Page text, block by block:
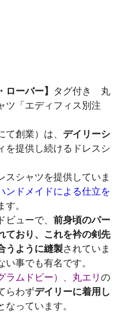
ローバー】
タグ付き 丸
ツ「エディフィス別注
て創業）は、 デイリーシ
を提供し続けるドレスシ
スシャツを提供していま
ンドメイドによる仕立を
す。
ューで、 前身頃のパー
ており、これを衿の剣先
うように縫製されていま
事でも有名です。
ラムドビー）、丸エリ の
らわずデイリーに着用し
なっています。